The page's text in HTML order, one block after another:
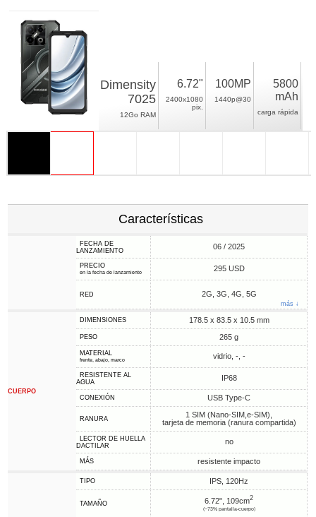
Dimensity
7025
12Go RAM
6.72"
2400x1080
pix.
100MP
1440p@30
5800
mAh
carga rápida
Características
FECHA DE
LANZAMIENTO
06 / 2025
PRECIO
en la fecha de lanzamiento 295 USD
RED 2G, 3G, 4G, 5G
más ↓
CUERPO
DIMENSIONES 178.5 x 83.5 x 10.5 mm
PESO 265 g
MATERIAL
frente, abajo, marco vidrio, -, -
RESISTENTE AL
AGUA
IP68
CONEXIÓN USB Type-C
RANURA
1 SIM (Nano-SIM,e-SIM),
tarjeta de memoria (ranura compartida)
LECTOR DE HUELLA
DACTILAR
no
MÁS resistente impacto
TIPO IPS, 120Hz
TAMAÑO 6.72", 109cm2
(~73% pantalla-cuerpo)